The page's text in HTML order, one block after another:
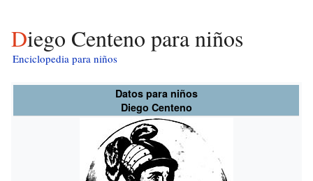
Diego Centeno para niños
Enciclopedia para niños
Datos para niños
Diego Centeno